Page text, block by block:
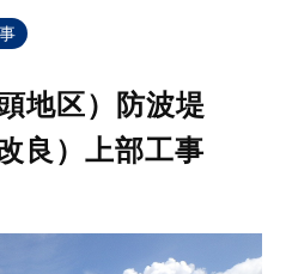
地区）防波堤
良）上部工事